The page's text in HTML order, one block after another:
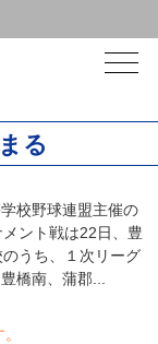
る
校野球連盟主催の
ント戦は22日、豊
うち、１次リーグ
橋南、蒲郡...